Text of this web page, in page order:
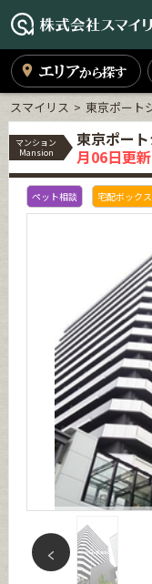
エリアから探す
スマイリス 東京ポート
マンション
Mansion
東京ポー
月06日更新
ペット相談 宅配ボックス